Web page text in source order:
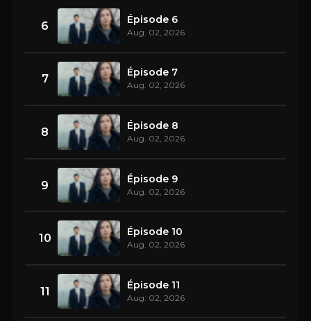
6 Épisode 6
Aug. 02, 2026
7 Épisode 7
Aug. 02, 2026
8 Épisode 8
Aug. 02, 2026
9 Épisode 9
Aug. 02, 2026
10 Épisode 10
Aug. 02, 2026
11 Épisode 11
Aug. 02, 2026